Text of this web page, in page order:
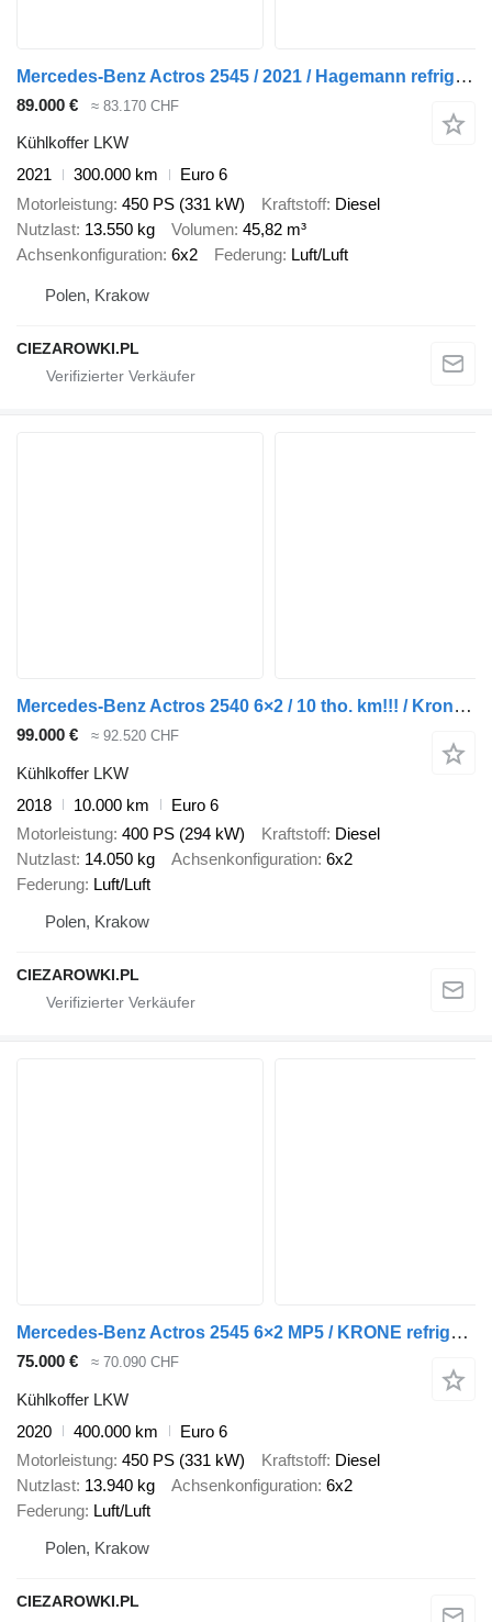
Mercedes-Benz Actros 2545 / 2021 / Hagemann refrigerator Multitemperature
89.000 € ≈ 83.170 CHF
Kühlkoffer LKW
2021
300.000 km
Euro 6
Motorleistung 450 PS (331 kW) Kraftstoff Diesel
Nutzlast 13.550 kg Volumen 45,82 m³
Achsenkonfiguration 6x2 Federung Luft/Luft
Polen, Krakow
CIEZAROWKI.PL
Mercedes-Benz Actros 2540 6×2 / 10 tho. km!!! / Krone 18 EPAL refrigerator / T
99.000 € ≈ 92.520 CHF
Kühlkoffer LKW
2018
10.000 km
Euro 6
Motorleistung 400 PS (294 kW) Kraftstoff Diesel
Nutzlast 14.050 kg Achsenkonfiguration 6x2
Federung Luft/Luft
Polen, Krakow
CIEZAROWKI.PL
Mercedes-Benz Actros 2545 6×2 MP5 / KRONE refrigerator 18 EPAL / Carrier Supra
75.000 € ≈ 70.090 CHF
Kühlkoffer LKW
2020
400.000 km
Euro 6
Motorleistung 450 PS (331 kW) Kraftstoff Diesel
Nutzlast 13.940 kg Achsenkonfiguration 6x2
Federung Luft/Luft
Polen, Krakow
CIEZAROWKI.PL